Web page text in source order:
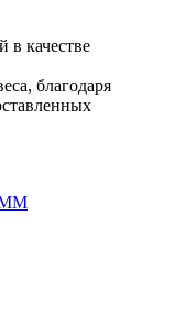
в качестве
благодаря